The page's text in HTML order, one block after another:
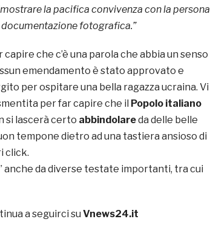
la pacifica convivenza con la persona
fotografica.”
che c’è una parola che abbia un senso
emendamento è stato approvato e
per ospitare una bella ragazza ucraina. Vi
per far capire che il Popolo italiano
si lascerà certo abbindolareda delle belle
tempone dietro ad una tastiera ansioso di
click.
anche da diverse testate importanti, tra cui
a seguirci su Vnews24.it